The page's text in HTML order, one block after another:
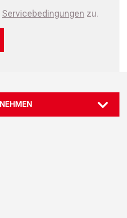
Servicebedingungen zu.